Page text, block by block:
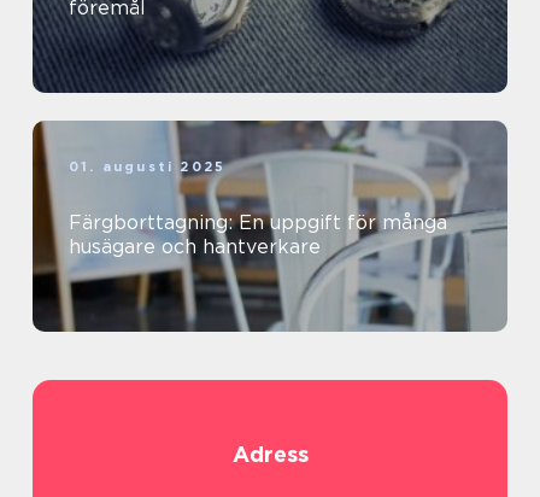
föremål
01. augusti 2025
Färgborttagning: En uppgift för många
husägare och hantverkare
Adress